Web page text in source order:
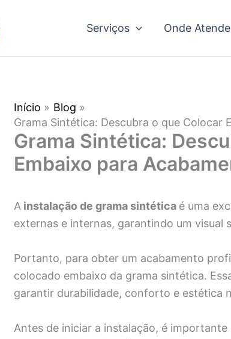
Serviços Onde
Início
Blog
Grama Sintética: Descubra o que Colocar
Grama Sintética:
Embaixo para
A instalação de grama sintética é uma
externas e internas, garantindo um visual
Portanto, para obter um acabamento
colocado embaixo da grama sintética.
garantir durabilidade, conforto e estética
Antes de iniciar a instalação, é